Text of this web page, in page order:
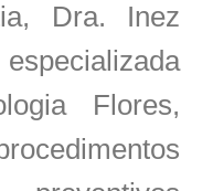
Dra. Inez
Flores,